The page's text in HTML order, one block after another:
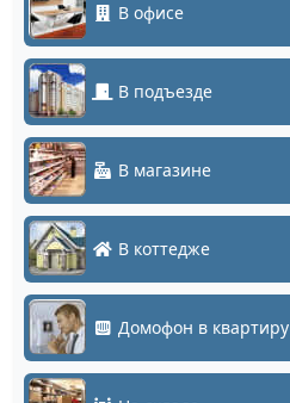
В офисе
В подъезде
В магазине
В коттедже
Домофон в квартиру